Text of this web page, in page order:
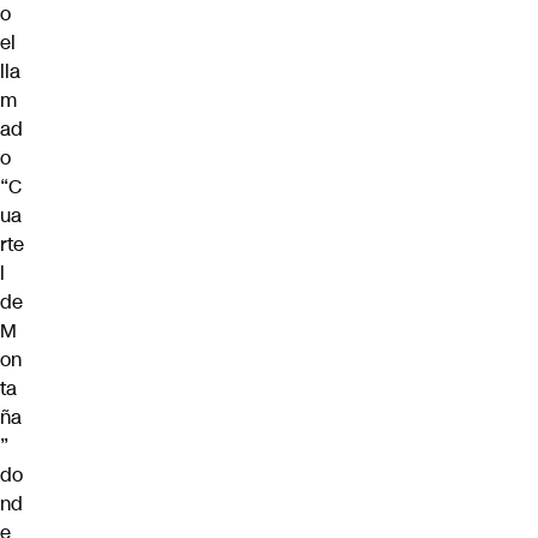
o
el
lla
m
ad
o
“C
ua
rte
l
de
M
on
ta
ña
”
do
nd
e